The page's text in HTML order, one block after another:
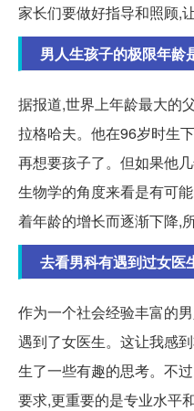
家长们要做好指导和照顾,
男人生孩子的极限年龄
据报道,世界上年龄最大的
拉格哈夫。他在96岁时生
再想要孩子了。但如果他
生物学的角度来看是有可
着年龄的增长而逐渐下降,
去看男科有遇到过女医
作为一个社会经验丰富的
遇到了女医生。这让我感
生了一些有趣的思考。不
要求,更重要的是专业水平